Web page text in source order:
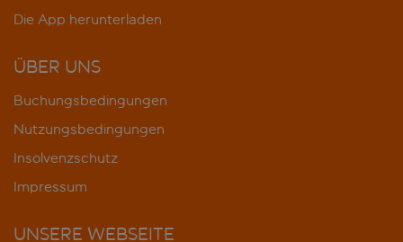
Die App herunterladen
ÜBER UNS
Buchungsbedingungen
Nutzungsbedingungen
Insolvenzschutz
Impressum
UNSERE WEBSEITE